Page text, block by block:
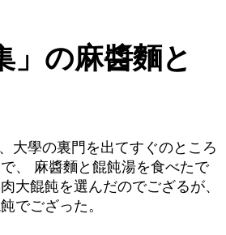
」の麻醬麵と
大學の裏門を出てすぐのところ
、 麻醬麵と餛飩湯を食べたで
大餛飩を選んだのでござるが、
でござった。